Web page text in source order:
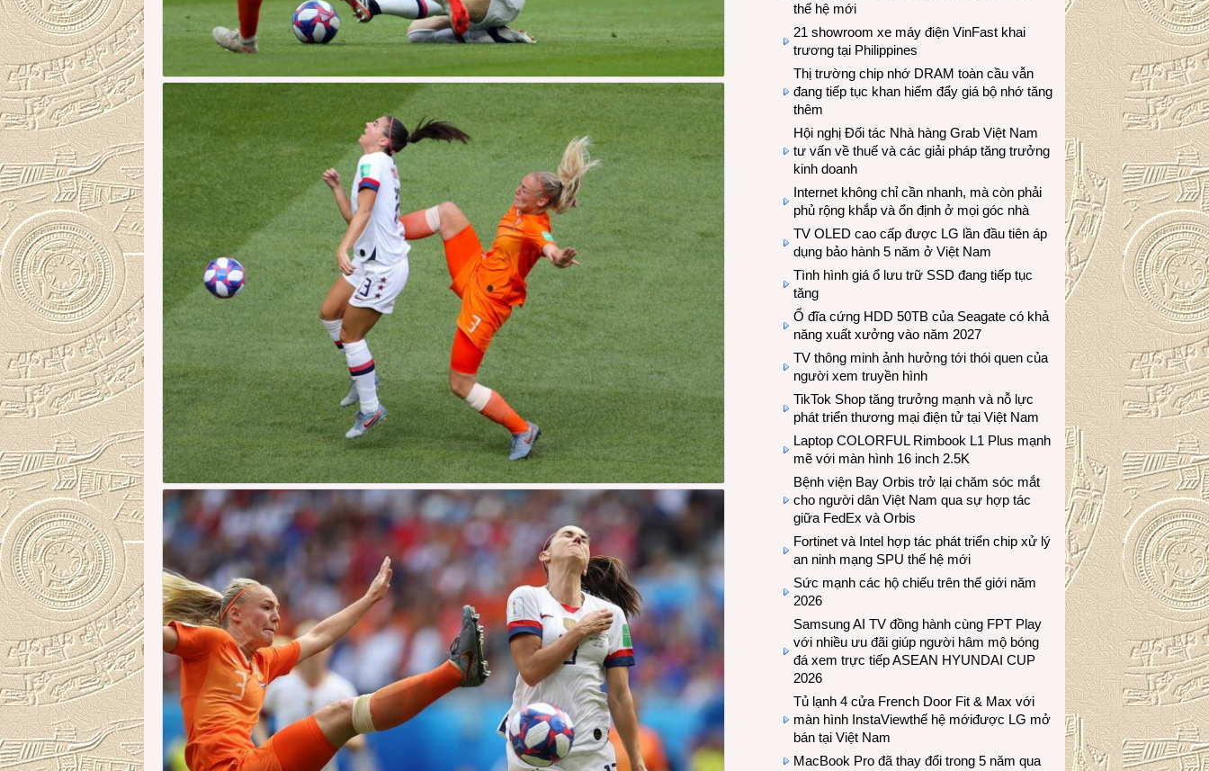
thế hệ mới
21 showroom xe máy điện VinFast khai
trương tại Philippines
Thị trường chip nhớ DRAM toàn cầu vẫn
đang tiếp tục khan hiếm đẩy giá bộ nhớ tăng
thêm
Hội nghị Đối tác Nhà hàng Grab Việt Nam
tư vấn về thuế và các giải pháp tăng trưởng
kinh doanh
Internet không chỉ cần nhanh, mà còn phải
phủ rộng khắp và ổn định ở mọi góc nhà
TV OLED cao cấp được LG lần đầu tiên áp
dụng bảo hành 5 năm ở Việt Nam
Tình hình giá ổ lưu trữ SSD đang tiếp tục
tăng
Ổ đĩa cứng HDD 50TB của Seagate có khả
năng xuất xưởng vào năm 2027
TV thông minh ảnh hưởng tới thói quen của
người xem truyền hình
TikTok Shop tăng trưởng mạnh và nỗ lực
phát triển thương mại điện tử tại Việt Nam
Laptop COLORFUL Rimbook L1 Plus mạnh
mẽ với màn hình 16 inch 2.5K
Bệnh viện Bay Orbis trở lại chăm sóc mắt
cho người dân Việt Nam qua sự hợp tác
giữa FedEx và Orbis
Fortinet và Intel hợp tác phát triển chip xử lý
an ninh mạng SPU thế hệ mới
Sức mạnh các hộ chiếu trên thế giới năm
2026
Samsung AI TV đồng hành cùng FPT Play
với nhiều ưu đãi giúp người hâm mộ bóng
đá xem trực tiếp ASEAN HYUNDAI CUP
2026
Tủ lạnh 4 cửa French Door Fit & Max với
màn hình InstaViewthế hệ mớiđược LG mở
bán tại Việt Nam
MacBook Pro đã thay đổi trong 5 năm qua